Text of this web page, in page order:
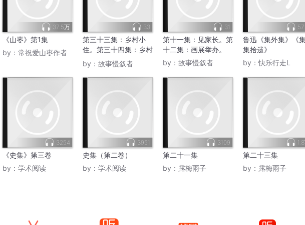
37.5万
《山枣》第1集
by： 常祝爱山枣作者
33
第三十三集：乡村小
住。第三十四集：乡村
归心。
by： 故事慢叙者
31
第十一集：见家长。第
十二集：画展举办。
by： 故事慢叙者
鲁迅《集外集》《
集拾遗》
by：快乐行走L
3254
《史集》第三卷
by： 学术阅读
3951
史集（第二卷）
by： 学术阅读
3109
第二十一集
by： 露梅雨子
第二十三集
by： 露梅雨子